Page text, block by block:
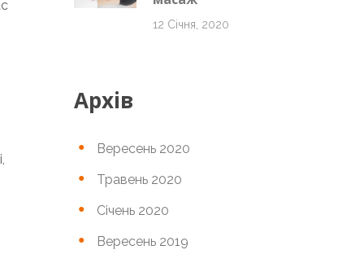
12 Січня, 2020
Архів
Вересень 2020
Травень 2020
Січень 2020
Вересень 2019